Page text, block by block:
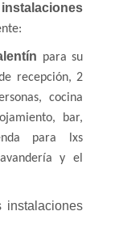
COVID19
para su
recepción, 2
cocina
bar,
para lxs
y el
instalaciones